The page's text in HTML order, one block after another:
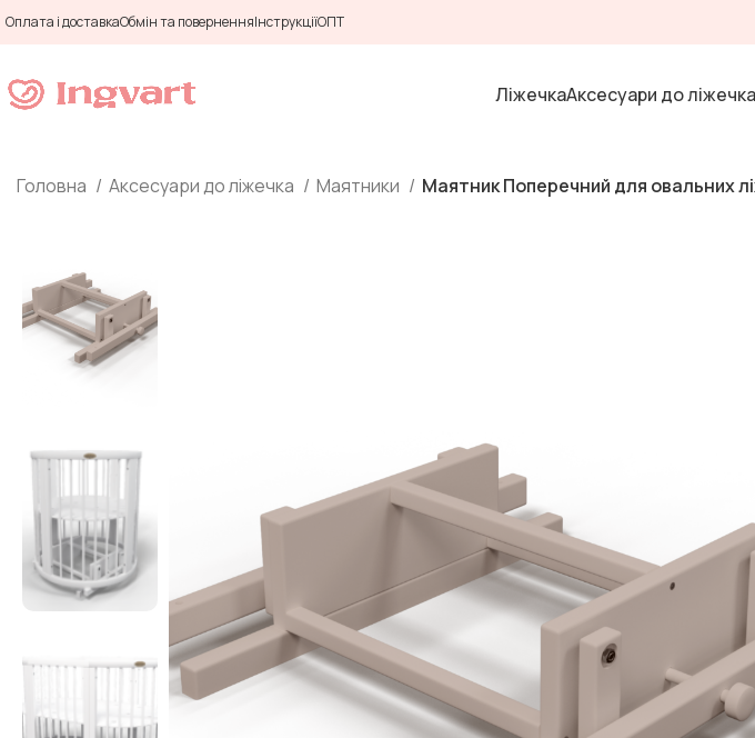
Оплата і доставкаОбмін та поверненняІнструкціїОПТ
ЛіжечкаАксесуари до ліжечка
Головна Аксесуари до ліжечка Маятники Маятник Поперечний для овальних